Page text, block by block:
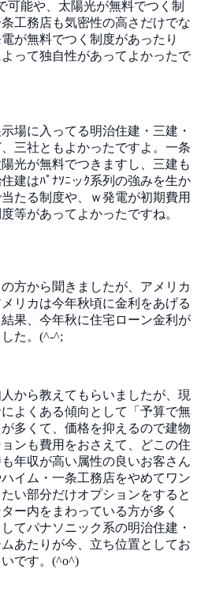
可能や、太陽光が無料でつく制
工務店も気密性の高さだけでな
が無料でつく制度があったり
って独自性があってよかったで
場に入ってる明治住建・三建・
三社ともよかったですよ。一条
光が無料でつきますし、三建も
建はﾊﾟﾅｿﾆッｸ系列の強みを生か
たる制度や、ｗ発電が初期費用
等があってよかったですね。
方から聞きましたが、アメリカ
リカは今年秋頃に金利をあげる
果、今年秋に住宅ローン金利が
た。(^-^;
から教えてもらいましたが、現
よくある傾向として「予算で無
多くて、価格を抑えるので建物
ンも費用をおさえて、どこの住
年収が高い属性の良いお客さん
イム・一条工務店をやめてワン
い部分だけオプションをすると
ー内をまわっている方が多く
てパナソニック系の明治住建・
あたりが今、立ち位置としてお
です。(^o^)